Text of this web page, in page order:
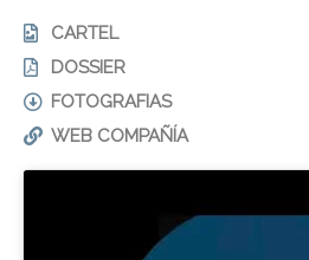
CARTEL
DOSSIER
FOTOGRAFIAS
WEB COMPAÑÍA